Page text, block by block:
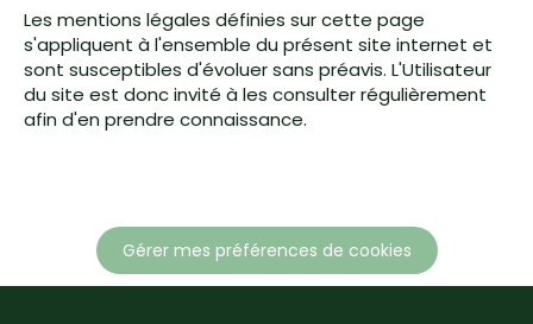
Les mentions légales définies sur cette page
s'appliquent à l'ensemble du présent site internet et
sont susceptibles d'évoluer sans préavis. L'Utilisateur
du site est donc invité à les consulter régulièrement
afin d'en prendre connaissance.
Gérer mes préférences de cookies